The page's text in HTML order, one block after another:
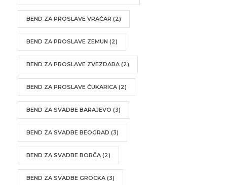
BEND ZA PROSLAVE VRAČAR (2)
BEND ZA PROSLAVE ZEMUN (2)
BEND ZA PROSLAVE ZVEZDARA (2)
BEND ZA PROSLAVE ČUKARICA (2)
BEND ZA SVADBE BARAJEVO (3)
BEND ZA SVADBE BEOGRAD (3)
BEND ZA SVADBE BORČA (2)
BEND ZA SVADBE GROCKA (3)